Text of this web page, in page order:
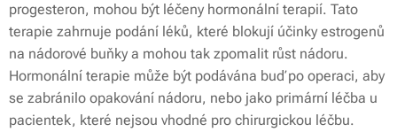
progesteron, mohou být léčeny hormonální terapií. Tato
terapie zahrnuje podání léků, které blokují účinky estrogenů
na nádorové buňky a mohou tak zpomalit růst nádoru.
Hormonální terapie může být podávána buď po operaci, aby
se zabránilo opakování nádoru, nebo jako primární léčba u
pacientek, které nejsou vhodné pro chirurgickou léčbu.